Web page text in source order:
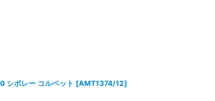
シボレー コルベット [AMT1374/12]